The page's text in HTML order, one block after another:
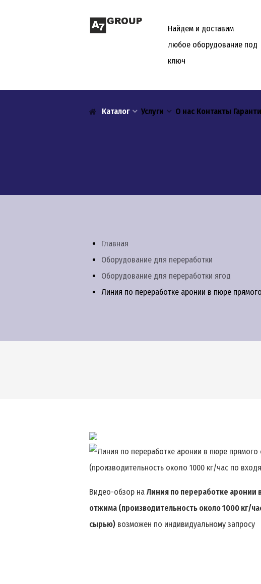
Найдем и доставим
любое оборудование под
ключ
Каталог Услуги О нас Контакты
Главная
Оборудование для переработки
Оборудование для переработки ягод
Линия по переработке аронии в пюре
Видео-обзор на Линия по переработке аронии
отжима (производительность около 1000 кг/
сырью) возможен по индивидуальному запросу